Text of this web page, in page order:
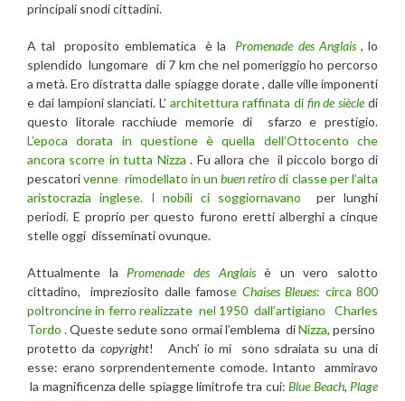
principali snodi cittadini.
A tal proposito emblematica è la Promenade des Anglais, lo
splendido lungomare di 7 km che nel pomeriggio ho percorso
a metà. Ero distratta dalle spiagge dorate , dalle ville imponenti
e dai lampioni slanciati. L’architettura raffinata di fin de siècledi
questo litorale racchiude memorie di sfarzo e prestigio.
L’epoca dorata in questione è quella dell’Ottocento che
ancora scorre in tutta Nizza . Fu allora che il piccolo borgo di
pescatorivenne rimodellato in unbuen retirodi classe per l’alta
aristocrazia inglese. I nobili ci soggiornavano
per lunghi
periodi. E proprio per questo furono eretti alberghi a cinque
stelle oggi disseminati ovunque.
Attualmente la Promenade des Anglaisè un vero salotto
cittadino, impreziosito dalle famose Chaises Bleues: circa 800
poltroncine in ferro realizzate nel 1950 dall’artigiano
Charles
Tordo . Queste sedute sono ormai l’emblema diNizza, persino
protetto da copyright! Anch’ io mi sono sdraiata su una di
esse: erano sorprendentemente comode. Intanto ammiravo
la magnificenza delle spiagge limitrofe tra cui:Blue Beach, Plage